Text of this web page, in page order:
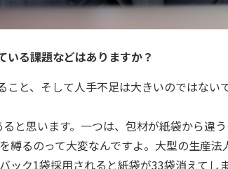
いる課題などはありますか？
と、そして人手不足は大きいのではない
と思います。一つは、包材が紙袋から違
縛るのって大変なんですよ。大型の生産
ック1袋採用されると紙袋が33袋消えてし